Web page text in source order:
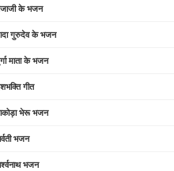
के भजन
गुरुदेव के भजन
माता के भजन
गीत
भेरू भजन
भजन
भजन